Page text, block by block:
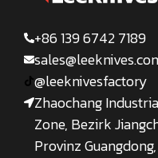
+86 139 6742 7189
@leeknivesfactory
Zhaochang
Zone, Bezirk
Provinz